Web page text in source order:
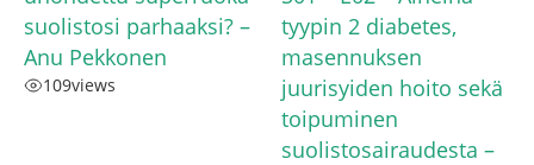
suolistosi parhaaksi? –
Anu Pekkonen
109views
tyypin 2 diabetes,
masennuksen
juurisyiden hoito sekä
toipuminen
suolistosairaudesta –